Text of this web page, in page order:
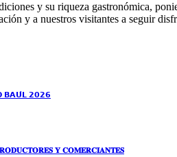
y su riqueza gastronómica,
y a nuestros visitantes a seguir
𝗕𝗔𝗨́𝗟 𝟮𝟬𝟮𝟲
𝐘 𝐂𝐎𝐌𝐄𝐑𝐂𝐈𝐀𝐍𝐓𝐄𝐒